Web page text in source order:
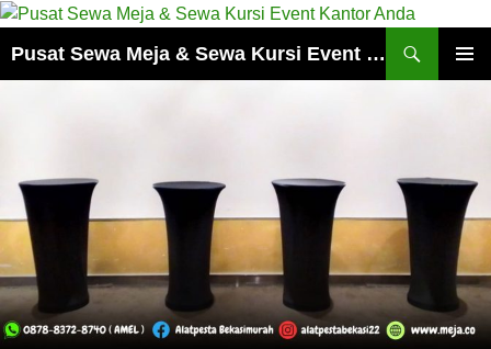
Pusat Sewa Meja & Sewa Kursi Event Kantor Anda